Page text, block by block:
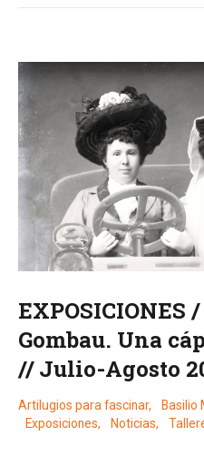
EXPOSICIONES
Gombau. Una
// Julio-Agosto
Artilugios para fascinar, Basilio
Exposiciones, Noticias,